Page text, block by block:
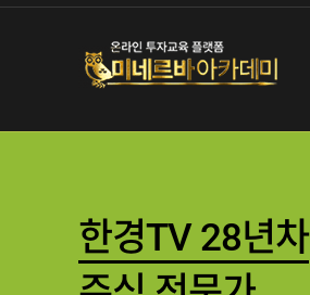
한경TV28년차